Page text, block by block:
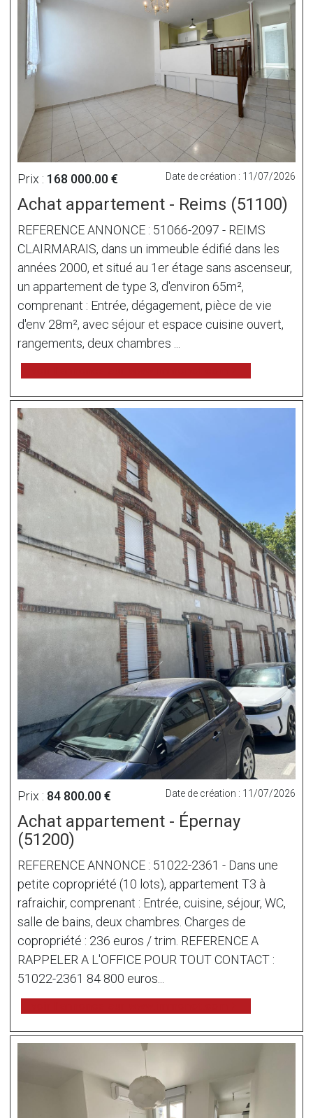
Prix : 168 000.00 € Date de création : 11/07/2026
Achat appartement - Reims (51100)
REFERENCE ANNONCE : 51066-2097 - REIMS
CLAIRMARAIS, dans un immeuble édifié dans les
années 2000, et situé au 1er étage sans ascenseur,
un appartement de type 3, d'environ 65m²,
comprenant : Entrée, dégagement, pièce de vie
d'env 28m², avec séjour et espace cuisine ouvert,
rangements, deux chambres ...
Prix : 84 800.00 € Date de création : 11/07/2026
Achat appartement - Épernay
(51200)
REFERENCE ANNONCE : 51022-2361 - Dans une
petite copropriété (10 lots), appartement T3 à
rafraichir, comprenant : Entrée, cuisine, séjour, WC,
salle de bains, deux chambres. Charges de
copropriété : 236 euros / trim. REFERENCE A
RAPPELER A L'OFFICE POUR TOUT CONTACT :
51022-2361 84 800 euros...